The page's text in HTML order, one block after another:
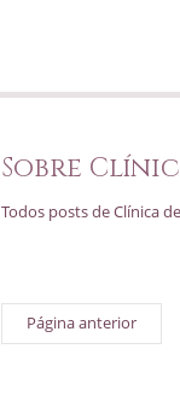
Sobre
Todos posts de Clínica
Página anterior